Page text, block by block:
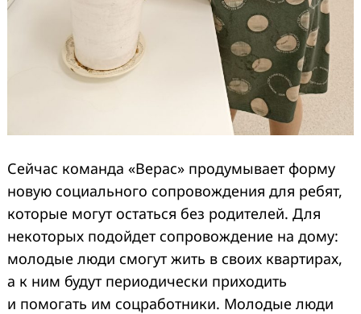
Сейчас команда «Верас» продумывает форму
новую социального сопровождения для ребят,
которые могут остаться без родителей. Для
некоторых подойдет сопровождение на дому:
молодые люди смогут жить в своих квартирах,
а к ним будут периодически приходить
и помогать им соцработники. Молодые люди